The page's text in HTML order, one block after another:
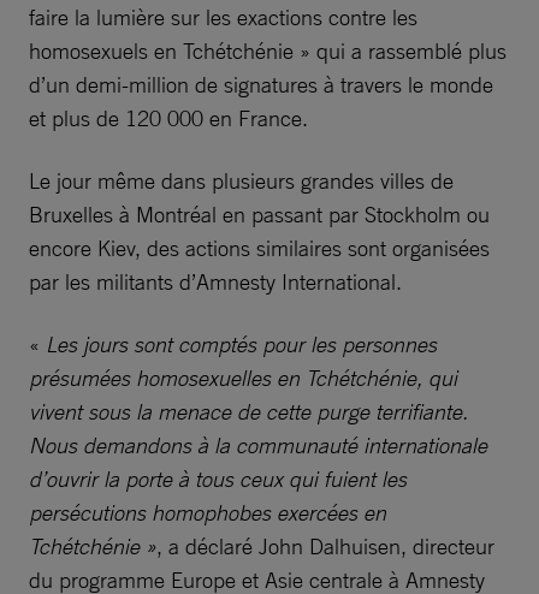
faire la lumière sur les exactions contre les
homosexuels en Tchétchénie » qui a rassemblé plus
d’un demi-million de signatures à travers le monde
et plus de 120 000 en France.
Le jour même dans plusieurs grandes villes de
Bruxelles à Montréal en passant par Stockholm ou
encore Kiev, des actions similaires sont organisées
par les militants d’Amnesty International.
« Les jours sont comptés pour les personnes
présumées homosexuelles en Tchétchénie, qui
vivent sous la menace de cette purge terrifiante.
Nous demandons à la communauté internationale
d’ouvrir la porte à tous ceux qui fuient les
persécutions homophobes exercées en
Tchétchénie », a déclaré John Dalhuisen, directeur
du programme Europe et Asie centrale à Amnesty